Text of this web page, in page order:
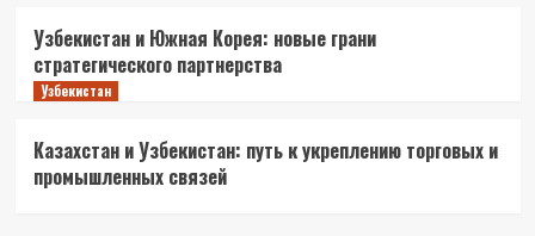
Узбекистан и Южная Корея: новые грани
стратегического партнерства
Узбекистан
Казахстан и Узбекистан: путь к укреплению торговых и
промышленных связей